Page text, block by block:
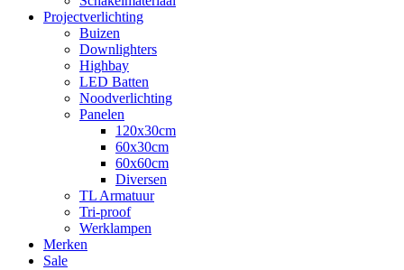
Projectverlichting
Buizen
Downlighters
Highbay
LED Batten
Noodverlichting
Panelen
120x30cm
60x30cm
60x60cm
Diversen
TL Armatuur
Tri-proof
Werklampen
Merken
Sale